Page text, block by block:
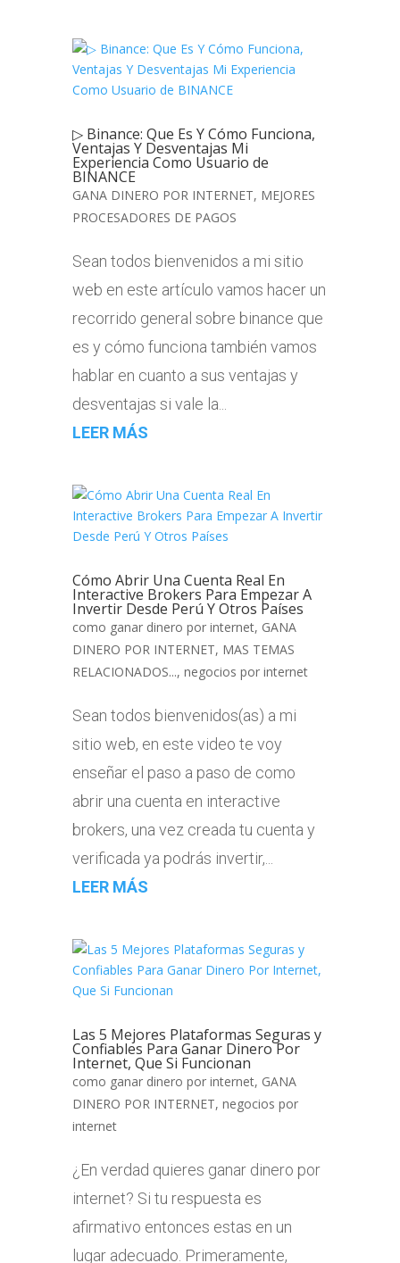
▷ Binance: Que Es Y Cómo Funciona,
Ventajas Y Desventajas Mi
Experiencia Como Usuario de
BINANCE
GANA DINERO POR INTERNET, MEJORES
PROCESADORES DE PAGOS
Sean todos bienvenidos a mi sitio
web en este artículo vamos hacer un
recorrido general sobre binance que
es y cómo funciona también vamos
hablar en cuanto a sus ventajas y
desventajas si vale la...
LEER MÁS
Cómo Abrir Una Cuenta Real En
Interactive Brokers Para Empezar A
Invertir Desde Perú Y Otros Países
como ganar dinero por internet, GANA
DINERO POR INTERNET, MAS TEMAS
RELACIONADOS..., negocios por internet
Sean todos bienvenidos(as) a mi
sitio web, en este video te voy
enseñar el paso a paso de como
abrir una cuenta en interactive
brokers, una vez creada tu cuenta y
verificada ya podrás invertir,...
LEER MÁS
Las 5 Mejores Plataformas Seguras y
Confiables Para Ganar Dinero Por
Internet, Que Si Funcionan
como ganar dinero por internet, GANA
DINERO POR INTERNET, negocios por
internet
¿En verdad quieres ganar dinero por
internet? Si tu respuesta es
afirmativo entonces estas en un
lugar adecuado. Primeramente,